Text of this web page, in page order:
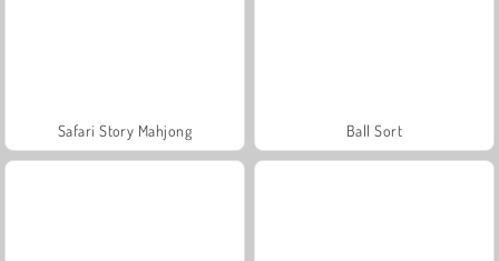
Safari Story Mahjong Ball Sort